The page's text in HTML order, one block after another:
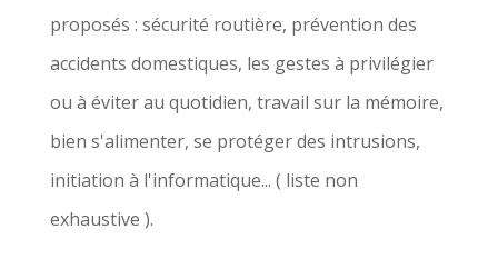
proposés : sécurité routière, prévention des
accidents domestiques, les gestes à privilégier
ou à éviter au quotidien, travail sur la mémoire,
bien s'alimenter, se protéger des intrusions,
initiation à l'informatique... ( liste non
exhaustive ).